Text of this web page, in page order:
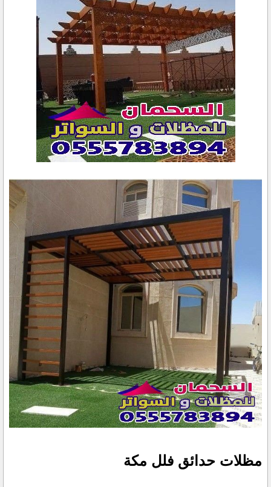
مظلات حدائق فلل مكة